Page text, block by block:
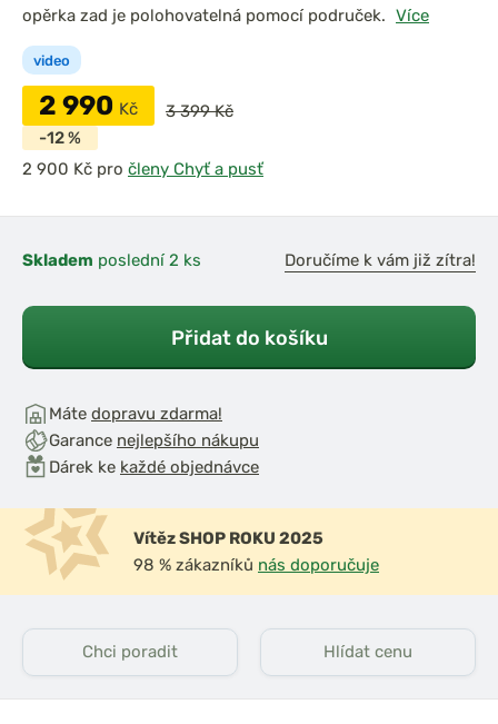
video
opěrka zad je polohovatelná pomocí područek. Více
2 990 Kč
3 399 Kč
-12 %
pro členy Chyť a pusť
Skladem poslední 2 ks Doručíme k vám již zítra!
Přidat do košíku
Máte dopravu zdarma!
Garance nejlepšího nákupu
Dárek ke každé objednávce
Vítěz SHOP ROKU 2025
98 % zákazníků nás doporučuje
Chci poradit Hlídat cenu